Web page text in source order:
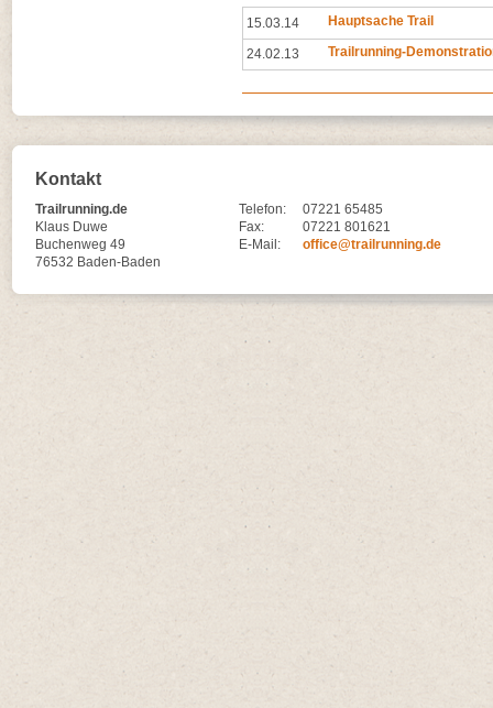
15.03.14 Hauptsache Trail
24.02.13 Trailrunning-
Kontakt
Trailrunning.de
Klaus Duwe
Buchenweg 49
76532 Baden-Baden
Telefon:
07221 65485
Fax:
07221 801621
E-Mail:
office@trailrunning.de